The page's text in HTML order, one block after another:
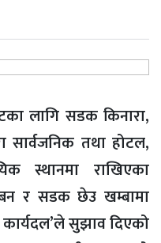
लागि सडक किनारा,
सार्वजनिक तथा होटल,
स्थानमा राखिएका
बन र सडक छेउ खम्बामा
सुझाव दिएको